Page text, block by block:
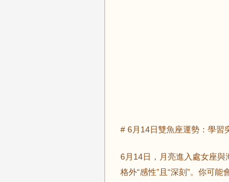
# 6月14日雙魚座運勢：學習
6月14日，月亮進入處女座
格外“感性”且“深刻”。你可